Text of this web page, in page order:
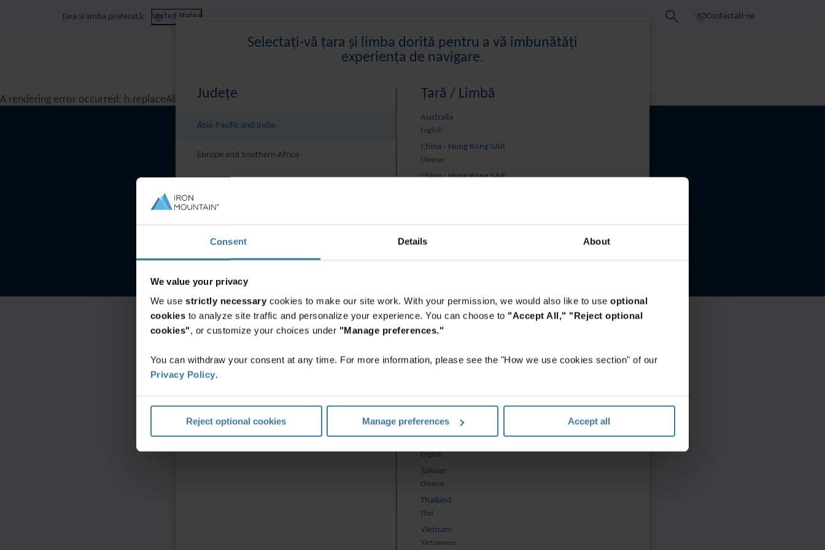
Consent Details About
We value your privacy
We use strictly necessary cookies to make our site work. With your permission, we would also like to use optional
cookies to analyze site traffic and personalize your experience. You can choose to "Accept All," "Reject optional
cookies", or customize your choices under "Manage preferences."
You can withdraw your consent at any time. For more information, please see the "How we use cookies section" of our
Privacy Policy.
Reject optional cookies Manage preferences Accept all
Țara și limba preferată: United States Contactați-ne
Selectați-vă țara și limba dorită pentru a vă îmbunătăți
experiența de navigare.
Județe
Asia-Pacific and India
Europe and Southern Africa
North America
Țară / Limbă
Australia
English
China - Hong Kong SAR
Chinese
China - Hong Kong SAR
India
Indonesian
English
English
English
English
Taiwan
Chinese
Thailand
Thai
Vietnam
Vietnamese
A rendering error occurred: h.replaceAll is not a function
Notificare de confidențialitate Termenii site-ului web
Gestionați-vă preferințele de confidențialitate
©2026 Iron Mountain, Inc.